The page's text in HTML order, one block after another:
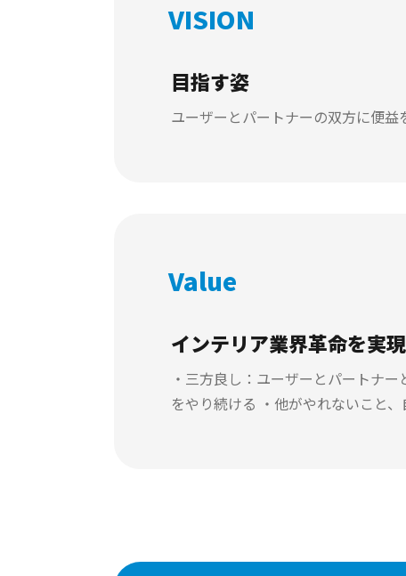
VISION
目指す姿
ユーザーとパートナーの双方に便
Value
インテリア業界革命を実
・三方良し：ユーザーとパートナ
をやり続ける ・他がやれないこと